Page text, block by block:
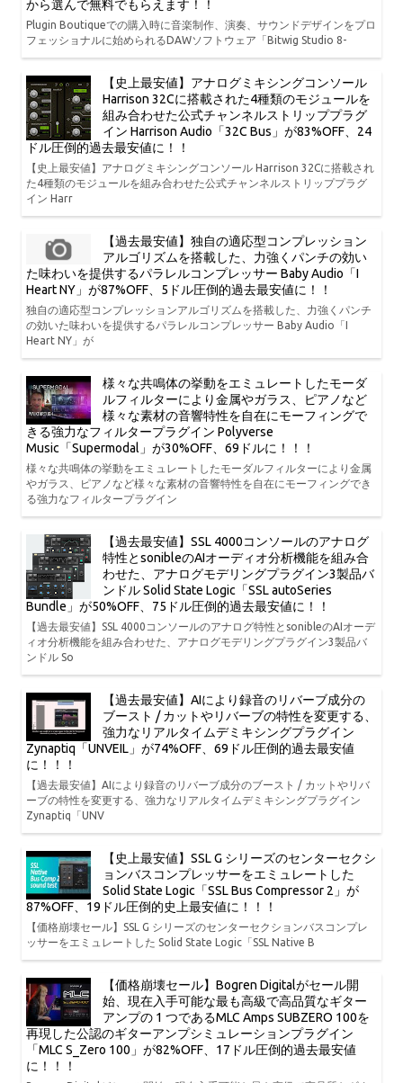
から選んで無料でもらえます！！
Plugin Boutiqueでの購入時に音楽制作、演奏、サウンドデザインをプロ
フェッショナルに始められるDAWソフトウェア「Bitwig Studio 8-
【史上最安値】アナログミキシングコンソール
Harrison 32Cに搭載された4種類のモジュールを
組み合わせた公式チャンネルストリッププラグ
イン Harrison Audio「32C Bus」が83%OFF、24
ドル圧倒的過去最安値に！！
【史上最安値】アナログミキシングコンソール Harrison 32Cに搭載され
た4種類のモジュールを組み合わせた公式チャンネルストリッププラグ
イン Harr
【過去最安値】独自の適応型コンプレッション
アルゴリズムを搭載した、力強くパンチの効い
た味わいを提供するパラレルコンプレッサー Baby Audio「I
Heart NY」が87%OFF、5ドル圧倒的過去最安値に！！
独自の適応型コンプレッションアルゴリズムを搭載した、力強くパンチ
の効いた味わいを提供するパラレルコンプレッサー Baby Audio「I
Heart NY」が
様々な共鳴体の挙動をエミュレートしたモーダ
ルフィルターにより金属やガラス、ピアノなど
様々な素材の音響特性を自在にモーフィングで
きる強力なフィルタープラグイン Polyverse
Music「Supermodal」が30%OFF、69ドルに！！！
様々な共鳴体の挙動をエミュレートしたモーダルフィルターにより金属
やガラス、ピアノなど様々な素材の音響特性を自在にモーフィングでき
る強力なフィルタープラグイン
【過去最安値】SSL 4000コンソールのアナログ
特性とsonibleのAIオーディオ分析機能を組み合
わせた、アナログモデリングプラグイン3製品バ
ンドル Solid State Logic「SSL autoSeries
Bundle」が50%OFF、75ドル圧倒的過去最安値に！！
【過去最安値】SSL 4000コンソールのアナログ特性とsonibleのAIオーデ
ィオ分析機能を組み合わせた、アナログモデリングプラグイン3製品バ
ンドル So
【過去最安値】AIにより録音のリバーブ成分の
ブースト / カットやリバーブの特性を変更する、
強力なリアルタイムデミキシングプラグイン
Zynaptiq「UNVEIL」が74%OFF、69ドル圧倒的過去最安値
に！！！
【過去最安値】AIにより録音のリバーブ成分のブースト / カットやリバ
ーブの特性を変更する、強力なリアルタイムデミキシングプラグイン
Zynaptiq「UNV
【史上最安値】SSL G シリーズのセンターセクシ
ョンバスコンプレッサーをエミュレートした
Solid State Logic「SSL Bus Compressor 2」が
87%OFF、19ドル圧倒的史上最安値に！！！
【価格崩壊セール】SSL G シリーズのセンターセクションバスコンプレ
ッサーをエミュレートした Solid State Logic「SSL Native B
【価格崩壊セール】Bogren Digitalがセール開
始、現在入手可能な最も高級で高品質なギター
アンプの 1 つであるMLC Amps SUBZERO 100を
再現した公認のギターアンプシミュレーションプラグイン
「MLC S_Zero 100」が82%OFF、17ドル圧倒的過去最安値
に！！！